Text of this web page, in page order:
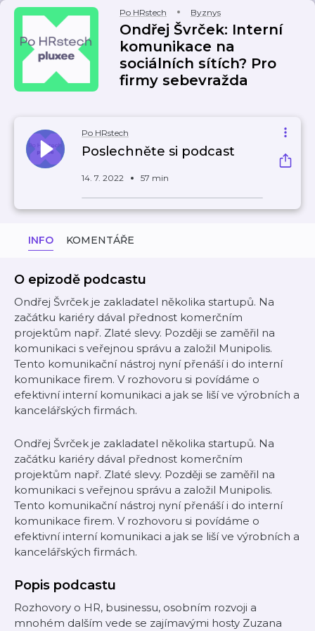
Po HRstech Byznys
Ondřej Švrček: Interní
komunikace na
sociálních sítích? Pro
firmy sebevražda
Po HRstech
Poslechněte si podcast
14. 7. 2022 57 min
INFO KOMENTÁŘE
O epizodě podcastu
Ondřej Švrček je zakladatel několika startupů. Na
začátku kariéry dával přednost komerčním
projektům např. Zlaté slevy. Později se zaměřil na
komunikaci s veřejnou správu a založil Munipolis.
Tento komunikační nástroj nyní přenáší i do interní
komunikace firem. V rozhovoru si povídáme o
efektivní interní komunikaci a jak se liší ve výrobních a
kancelářských firmách.
Ondřej Švrček je zakladatel několika startupů. Na
začátku kariéry dával přednost komerčním
projektům např. Zlaté slevy. Později se zaměřil na
komunikaci s veřejnou správu a založil Munipolis.
Tento komunikační nástroj nyní přenáší i do interní
komunikace firem. V rozhovoru si povídáme o
efektivní interní komunikaci a jak se liší ve výrobních a
kancelářských firmách.
Popis podcastu
Rozhovory o HR, businessu, osobním rozvoji a
mnohém dalším vede se zajímavými hosty Zuzana